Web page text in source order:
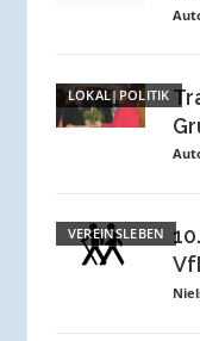
LOKAL|POLITIK
VEREINSLEBEN